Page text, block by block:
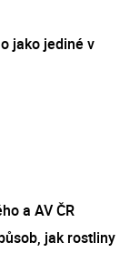
jako jediné v
a AV ČR
jak rostliny